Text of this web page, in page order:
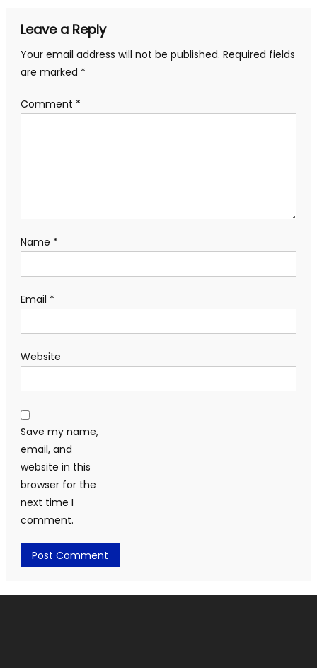
Leave a Reply
Your email address will not be published. Required fields
are marked *
Comment *
Name *
Email *
Website
Save my name,
email, and
website in this
browser for the
next time I
comment.